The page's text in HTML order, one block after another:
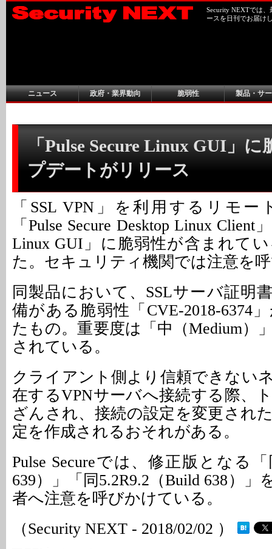
Security NEXTでは
ースを日刊でお届け
ニュース 政府・業界動向 脆弱性 製品・サ
「Pulse Secure Linux GUI」
プデートがリリース
「SSL VPN」を利用するリモ
「Pulse Secure Desktop Linux Client
Linux GUI」に脆弱性が含まれて
た。セキュリティ機関では注意を
同製品において、SSLサーバ証明
備がある脆弱性「CVE-2018-6374
たもの。重要度は「中（Medium）
されている。
クライアント側より信頼できない
在するVPNサーバへ接続する際、
ざんされ、接続の設定を変更され
定を作成されるおそれがある。
Pulse Secureでは、修正版となる「
639）」「同5.2R9.2（Build 638）」
者へ注意を呼びかけている。
（Security NEXT - 2018/02/02 ）